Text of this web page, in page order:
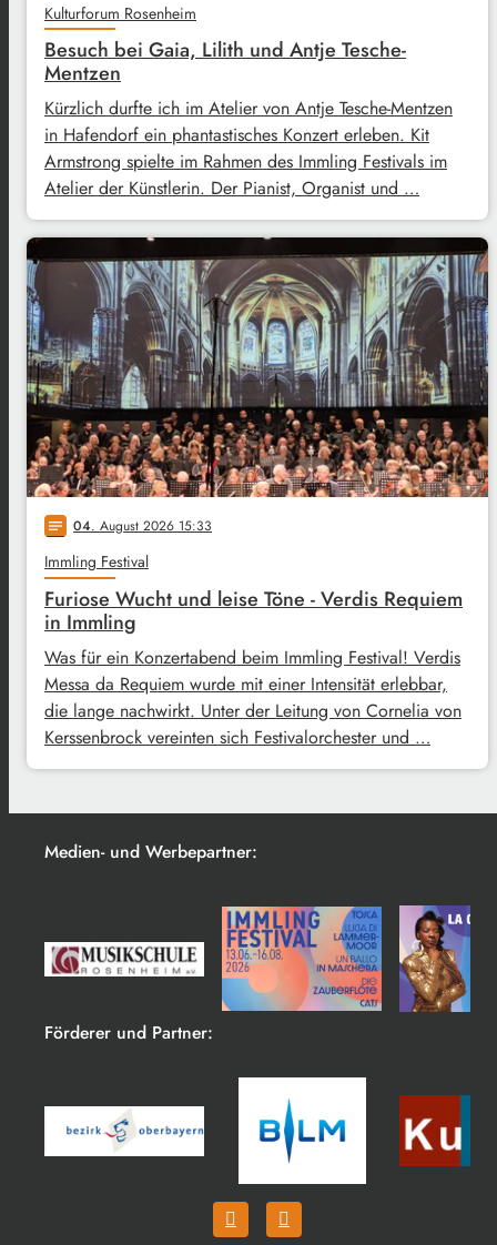
Kulturforum Rosenheim
Besuch bei Gaia, Lilith und Antje Tesche-
Mentzen
Kürzlich durfte ich im Atelier von Antje Tesche-Mentzen
in Hafendorf ein phantastisches Konzert erleben. Kit
Armstrong spielte im Rahmen des Immling Festivals im
Atelier der Künstlerin. Der Pianist, Organist und …
notes 04. August 2026 15:33
Immling Festival
Furiose Wucht und leise Töne - Verdis Requiem
in Immling
Was für ein Konzertabend beim Immling Festival! Verdis
Messa da Requiem wurde mit einer Intensität erlebbar,
die lange nachwirkt. Unter der Leitung von Cornelia von
Kerssenbrock vereinten sich Festivalorchester und …
Medien- und Werbepartner:
Förderer und Partner: